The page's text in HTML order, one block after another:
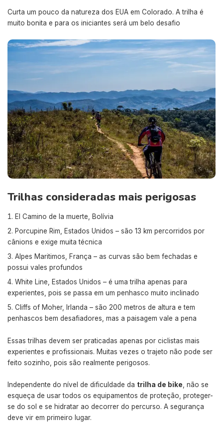
Curta um pouco da natureza dos EUA em Colorado. A trilha é
muito bonita e para os iniciantes será um belo desafio
Trilhas consideradas mais perigosas
El Camino de la muerte, Bolívia
Porcupine Rim, Estados Unidos – são 13 km percorridos por
cânions e exige muita técnica
Alpes Maritimos, França – as curvas são bem fechadas e
possui vales profundos
White Line, Estados Unidos – é uma trilha apenas para
experientes, pois se passa em um penhasco muito inclinado
Cliffs of Moher, Irlanda – são 200 metros de altura e tem
penhascos bem desafiadores, mas a paisagem vale a pena
Essas trilhas devem ser praticadas apenas por ciclistas mais
experientes e profissionais. Muitas vezes o trajeto não pode ser
feito sozinho, pois são realmente perigosos.
Independente do nível de dificuldade da trilha de bike , não se
esqueça de usar todos os equipamentos de proteção, proteger-
se do sol e se hidratar ao decorrer do percurso. A segurança
deve vir em primeiro lugar.